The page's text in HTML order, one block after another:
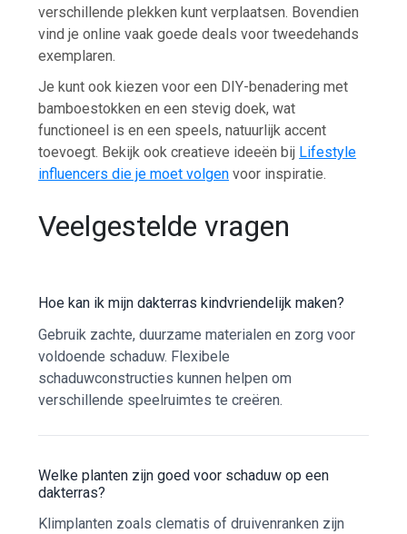
verschillende plekken kunt verplaatsen. Bovendien
vind je online vaak goede deals voor tweedehands
exemplaren.
Je kunt ook kiezen voor een DIY-benadering met
bamboestokken en een stevig doek, wat
functioneel is en een speels, natuurlijk accent
toevoegt. Bekijk ook creatieve ideeën bij Lifestyle
influencers die je moet volgen voor inspiratie.
Veelgestelde vragen
Hoe kan ik mijn dakterras kindvriendelijk maken?
Gebruik zachte, duurzame materialen en zorg voor
voldoende schaduw. Flexibele
schaduwconstructies kunnen helpen om
verschillende speelruimtes te creëren.
Welke planten zijn goed voor schaduw op een
dakterras?
Klimplanten zoals clematis of druivenranken zijn